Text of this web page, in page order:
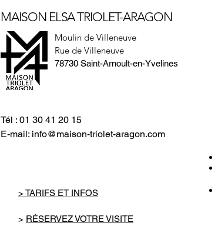
MAISON ELSA TRIOLET-ARAGON
Moulin de Villeneuve
Rue de Villeneuve
78730 Saint-Arnoult-en-Yvelines
Tél : 01 30 41 20 15
E-mail: info@maison-triolet-aragon.com
> TARIFS ET INFOS
> RÉSERVEZ VOTRE VISITE